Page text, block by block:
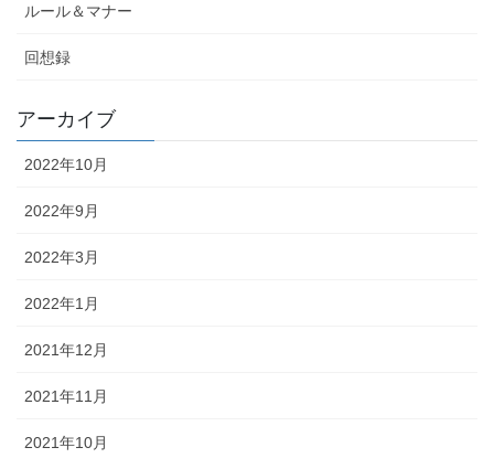
ルール＆マナー
回想録
アーカイブ
2022年10月
2022年9月
2022年3月
2022年1月
2021年12月
2021年11月
2021年10月